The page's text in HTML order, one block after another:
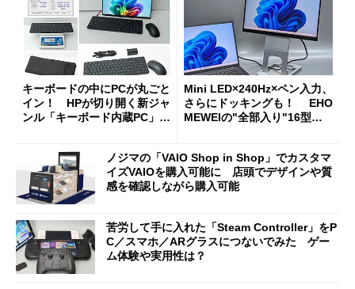
キーボードの中にPCが丸ごと
イン！ HPが切り開く新ジャ
ンル「キーボード内蔵PC」の
Mini LED×240Hz×ペン入力、
さらにドッキングも！ EHO
MEWEIの"全部入り"16型モ
ノジマの「VAIO Shop in Shop」でカスタマ
イズVAIOを購入可能に 店頭でデザインや質
感を確認しながら購入可能
苦労して手に入れた「Steam Controller」をP
C／スマホ／ARグラスにつないでみた ゲー
ム体験や実用性は？